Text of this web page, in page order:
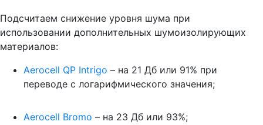
Подсчитаем снижение уровня шума при
использовании дополнительных шумоизолирующих
материалов:
Aerocell QP Intrigo – на 21 Дб или 91% при
переводе с логарифмического значения;
Aerocell Bromo – на 23 Дб или 93%;